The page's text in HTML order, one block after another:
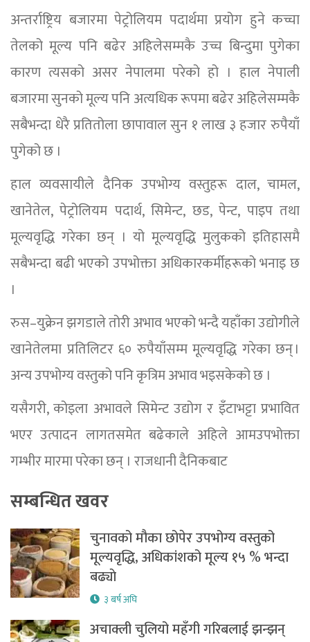
अन्तर्राष्ट्रिय बजारमा पेट्रोलियम पदार्थमा प्रयोग हुने कच्चा
तेलको मूल्य पनि बढेर अहिलेसम्मकै उच्च बिन्दुमा पुगेका
कारण त्यसको असर नेपालमा परेको हो । हाल नेपाली
बजारमा सुनको मूल्य पनि अत्यधिक रूपमा बढेर अहिलेसम्मकै
सबैभन्दा धेरै प्रतितोला छापावाल सुन १ लाख ३ हजार रुपैयाँ
पुगेको छ ।
हाल व्यवसायीले दैनिक उपभोग्य वस्तुहरू दाल, चामल,
खानेतेल, पेट्रोलियम पदार्थ, सिमेन्ट, छड, पेन्ट, पाइप तथा
मूल्यवृद्धि गरेका छन् । यो मूल्यवृद्धि मुलुकको इतिहासमै
सबैभन्दा बढी भएको उपभोक्ता अधिकारकर्मीहरूको भनाइ छ
।
रुस–युक्रेन झगडाले तोरी अभाव भएको भन्दै यहाँका उद्योगीले
खानेतेलमा प्रतिलिटर ६० रुपैयाँसम्म मूल्यवृद्धि गरेका छन् ।
अन्य उपभोग्य वस्तुको पनि कृत्रिम अभाव भइसकेको छ ।
यसैगरी, कोइला अभावले सिमेन्ट उद्योग र इँटाभट्टा प्रभावित
भएर उत्पादन लागतसमेत बढेकाले अहिले आमउपभोक्ता
गम्भीर मारमा परेका छन् । राजधानी दैनिकबाट
सम्बन्धित खवर
चुनावको मौका छोपेर उपभोग्य वस्तुको
मूल्यवृद्धि, अधिकांशको मूल्य १५ % भन्दा
बढ्याे
३ बर्ष अघि
अचाक्ली चुलियो महँगी गरिबलाई झन्झन्